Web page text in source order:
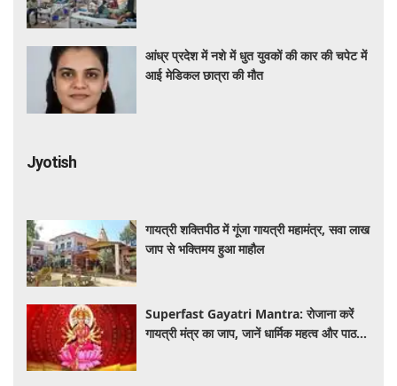
आंध्र प्रदेश में नशे में धुत युवकों की कार की चपेट में
आई मेडिकल छात्रा की मौत
Jyotish
गायत्री शक्तिपीठ में गूंजा गायत्री महामंत्र, सवा लाख
जाप से भक्तिमय हुआ माहौल
Superfast Gayatri Mantra: रोजाना करें
गायत्री मंत्र का जाप, जानें धार्मिक महत्व और पाठ